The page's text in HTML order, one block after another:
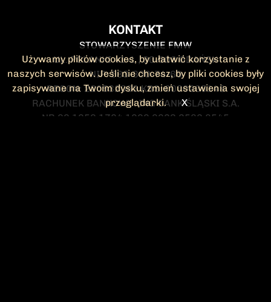
KONTAKT
STOWARZYSZENIE FMW
UL. POLANKI 41-1 , 80-308 GDAŃSK
NIP: 583-300-74-60
REGON: 220532063 KRS: 0000295148
RACHUNEK BANKOWY: ING BANK ŚLĄSKI S.A.
NR 90 1050 1764 1000 0023 2582 8545
Używamy plików cookies, by ułatwić korzystanie z
naszych serwisów. Jeśli nie chcesz, by pliki cookies były
zapisywane na Twoim dysku, zmień ustawienia swojej
przeglądarki.
X